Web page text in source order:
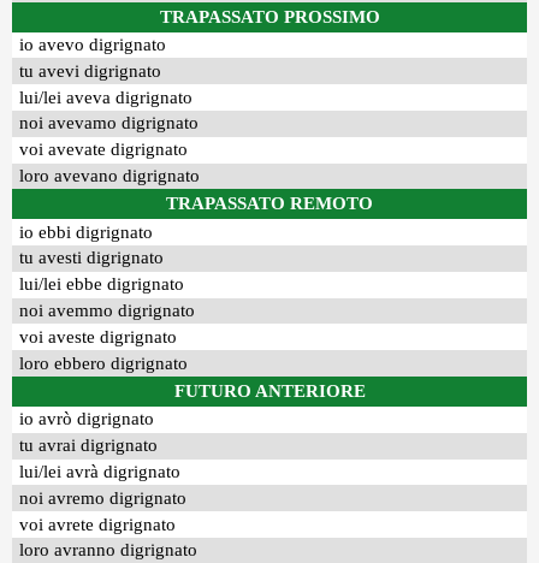
TRAPASSATO PROSSIMO
io avevo digrignato
tu avevi digrignato
lui/lei aveva digrignato
noi avevamo digrignato
voi avevate digrignato
loro avevano digrignato
TRAPASSATO REMOTO
io ebbi digrignato
tu avesti digrignato
lui/lei ebbe digrignato
noi avemmo digrignato
voi aveste digrignato
loro ebbero digrignato
FUTURO ANTERIORE
io avrò digrignato
tu avrai digrignato
lui/lei avrà digrignato
noi avremo digrignato
voi avrete digrignato
loro avranno digrignato